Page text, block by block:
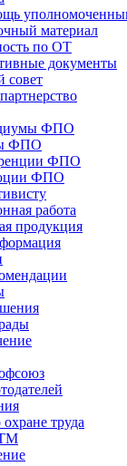
материал
по ОТ
документы
совет
ФПО
ФПО
ФПО
ФПО
работа
продукция
труда